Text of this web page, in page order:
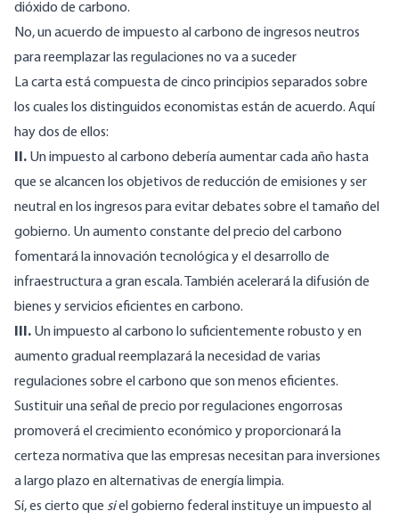
dióxido de carbono.
No, un acuerdo de impuesto al carbono de ingresos neutros
para reemplazar las regulaciones no va a suceder
La carta está compuesta de cinco principios separados sobre
los cuales los distinguidos economistas están de acuerdo. Aquí
hay dos de ellos:
II. Un impuesto al carbono debería aumentar cada año hasta
que se alcancen los objetivos de reducción de emisiones y ser
neutral en los ingresos para evitar debates sobre el tamaño del
gobierno. Un aumento constante del precio del carbono
fomentará la innovación tecnológica y el desarrollo de
infraestructura a gran escala. También acelerará la difusión de
bienes y servicios eficientes en carbono.
III. Un impuesto al carbono lo suficientemente robusto y en
aumento gradual reemplazará la necesidad de varias
regulaciones sobre el carbono que son menos eficientes.
Sustituir una señal de precio por regulaciones engorrosas
promoverá el crecimiento económico y proporcionará la
certeza normativa que las empresas necesitan para inversiones
a largo plazo en alternativas de energía limpia.
Sí, es cierto que siel gobierno federal instituye un impuesto al